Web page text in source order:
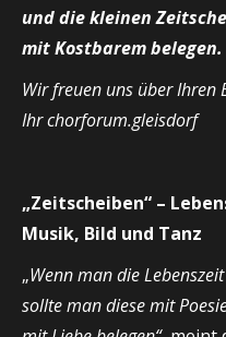
und die kleinen
mit Kostbarem belegen.
Wir freuen uns über Ihren
Ihr chorforum.gleisdorf
„Zeitscheiben“ –
Musik, Bild und Tanz
„Wenn man die
sollte man diese mit